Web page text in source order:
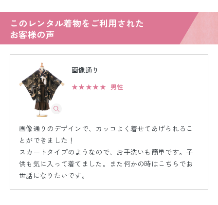
このレンタル着物をご利用された
お客様の声
画像通り
★★★★★ 男性
画像通りのデザインで、カッコよく着せてあげられるこ
とができました！
スカートタイプのようなので、お手洗いも簡単です。子
供も気に入って着てました。また何かの時はこちらでお
世話になりたいです。